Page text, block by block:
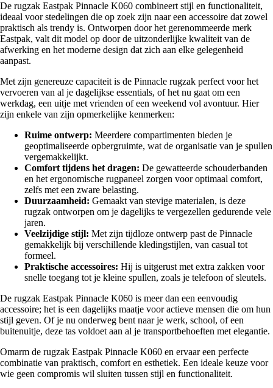
De rugzak Eastpak Pinnacle K060 combineert stijl en functionaliteit,
ideaal voor stedelingen die op zoek zijn naar een accessoire dat zowel
praktisch als trendy is. Ontworpen door het gerenommeerde merk
Eastpak, valt dit model op door de uitzonderlijke kwaliteit van de
afwerking en het moderne design dat zich aan elke gelegenheid
aanpast.
Met zijn genereuze capaciteit is de Pinnacle rugzak perfect voor het
vervoeren van al je dagelijkse essentials, of het nu gaat om een
werkdag, een uitje met vrienden of een weekend vol avontuur. Hier
zijn enkele van zijn opmerkelijke kenmerken:
Ruime ontwerp: Meerdere compartimenten bieden je
geoptimaliseerde opbergruimte, wat de organisatie van je spullen
vergemakkelijkt.
Comfort tijdens het dragen: De gewatteerde schouderbanden
en het ergonomische rugpaneel zorgen voor optimaal comfort,
zelfs met een zware belasting.
Duurzaamheid: Gemaakt van stevige materialen, is deze
rugzak ontworpen om je dagelijks te vergezellen gedurende vele
jaren.
Veelzijdige stijl: Met zijn tijdloze ontwerp past de Pinnacle
gemakkelijk bij verschillende kledingstijlen, van casual tot
formeel.
Praktische accessoires: Hij is uitgerust met extra zakken voor
snelle toegang tot je kleine spullen, zoals je telefoon of sleutels.
De rugzak Eastpak Pinnacle K060 is meer dan een eenvoudig
accessoire; het is een dagelijks maatje voor actieve mensen die om hun
stijl geven. Of je nu onderweg bent naar je werk, school, of een
buitenuitje, deze tas voldoet aan al je transportbehoeften met elegantie.
Omarm de rugzak Eastpak Pinnacle K060 en ervaar een perfecte
combinatie van praktisch, comfort en esthetiek. Een ideale keuze voor
wie geen compromis wil sluiten tussen stijl en functionaliteit.